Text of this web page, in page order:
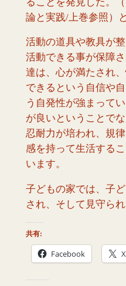
論と実践/上巻参照）
活動の道具や教具が
活動できる事が保障
達は、心が満たされ
できるという自信や
う自発性が強まって
が良いということで
忍耐力が培われ、規
感を持って生活する
います。
子どもの家では、子
され、そして見守られ
共有:
Facebook X